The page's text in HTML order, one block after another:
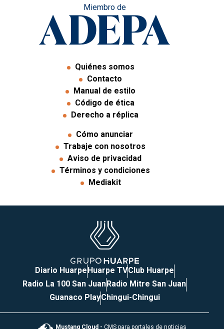
Miembro de
Quiénes somos
Contacto
Manual de estilo
Código de ética
Derecho a réplica
Cómo anunciar
Trabaje con nosotros
Aviso de privacidad
Términos y condiciones
Mediakit
Diario HuarpeHuarpe TVClub Huarpe
Radio La 100 San JuanRadio Mitre San Juan
Guanaco PlayChingui-Chingui
Mustang Cloud - CMS para portales de noticias